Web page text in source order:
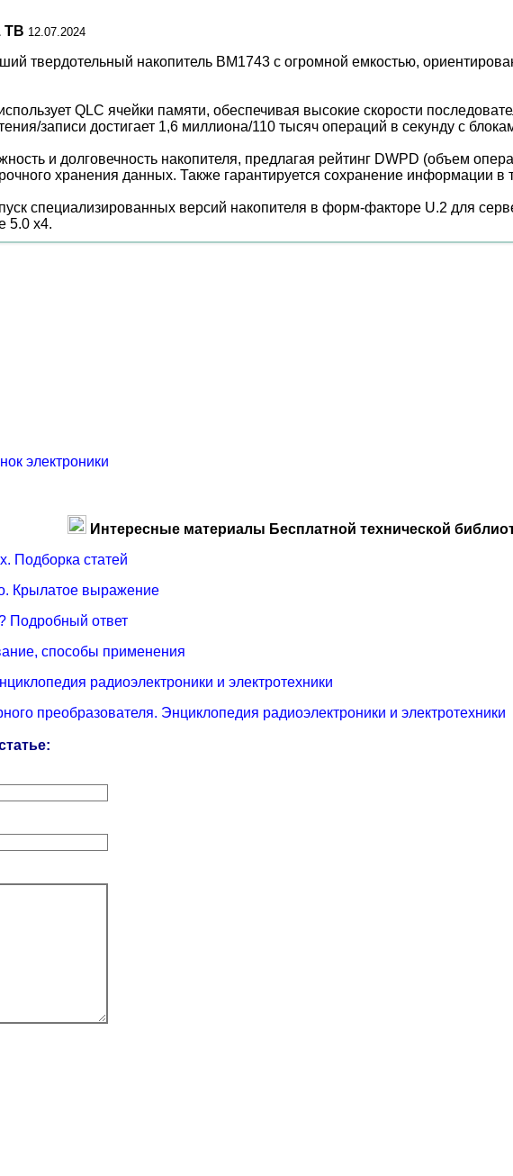
ТВ 12.07.2024
твердотельный накопитель BM1743 с огромной емкостью,
QLC ячейки памяти, обеспечивая высокие скорости
записи достигает 1,6 миллиона/110 тысяч операций в секунду с
и долговечность накопителя, предлагая рейтинг DWPD (объем
хранения данных. Также гарантируется сохранение информации в
специализированных версий накопителя в форм-факторе U.2 для
5.0 x4.
электроники
Интересные материалы Бесплатной технической
Подборка статей
Крылатое выражение
Подробный ответ
способы применения
радиоэлектроники и электротехники
преобразователя. Энциклопедия радиоэлектроники и электротехники